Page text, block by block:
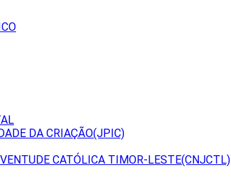
DA CRIAÇÃO(JPIC)
CATÓLICA TIMOR-LESTE(CNJCTL)